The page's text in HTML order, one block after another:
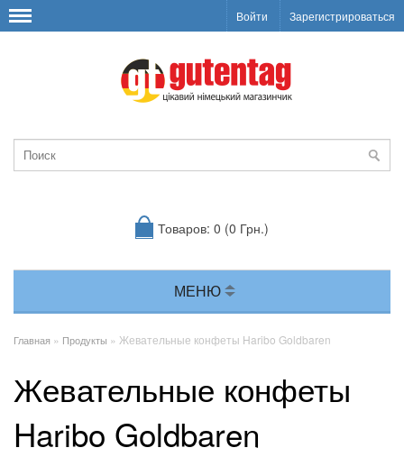
Войти Зарегистрироваться
Товаров: 0 (0 Грн.)
МЕНЮ
Главная » Продукты » Жевательные конфеты Haribo Goldbaren
Жевательные конфеты
Haribo Goldbaren